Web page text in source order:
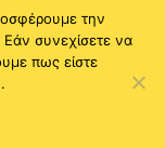
S.A. All
την
Εάν συνεχίσετε να
πως είστε